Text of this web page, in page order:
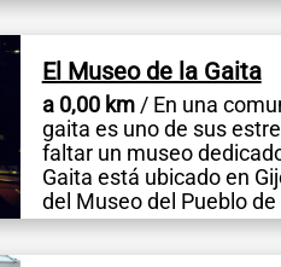
El Museo de la Gaita
a 0,00 km/ En una
gaita es uno de sus
faltar un museo
Gaita está ubicado en
del Museo del Pueblo